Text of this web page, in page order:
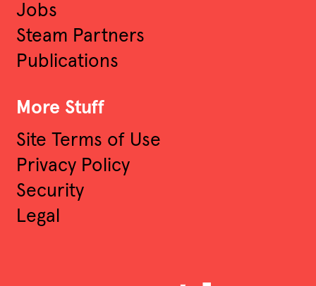
Jobs
Steam Partners
Publications
More Stuff
Site Terms of Use
Privacy Policy
Security
Legal